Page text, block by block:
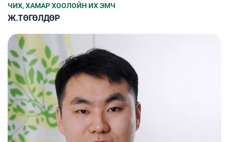
ЧИХ, ХАМАР ХООЛОЙН ИХ ЭМЧ
Ж.ТӨГӨЛДӨР